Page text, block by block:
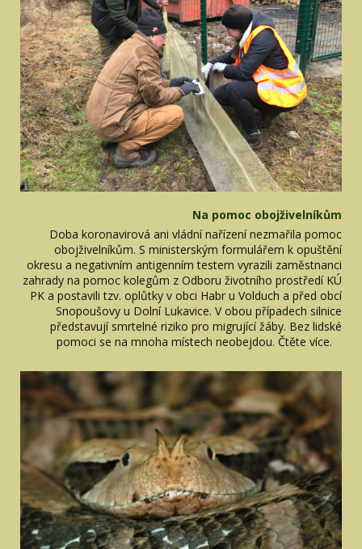
Na pomoc obojživelníkům
Doba koronavirová ani vládní nařízení nezmařila pomoc
obojživelníkům. S ministerským formulářem k opuštění
okresu a negativním antigenním testem vyrazili zaměstnanci
zahrady na pomoc kolegům z Odboru životního prostředí KÚ
PK a postavili tzv. oplůtky v obci Habr u Volduch a před obcí
Snopoušovy u Dolní Lukavice. V obou případech silnice
představují smrtelné riziko pro migrující žáby. Bez lidské
pomoci se na mnoha místech neobejdou. Čtěte více.